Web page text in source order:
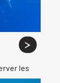
les